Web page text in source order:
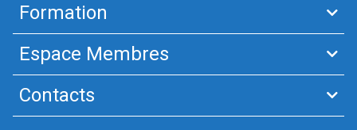
Formation
Espace Membres
Contacts